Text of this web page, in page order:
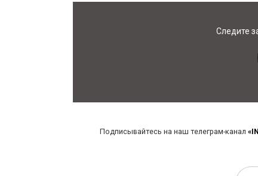
Следите
Подписывайтесь на наш телеграм-канал